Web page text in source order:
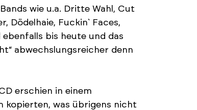
wie u.a. Dritte Wahl, Cut
Dödelhaie, Fuckin` Faces,
bis heute und das
abwechslungsreicher denn
erschien in einem
kopierten, was übrigens nicht